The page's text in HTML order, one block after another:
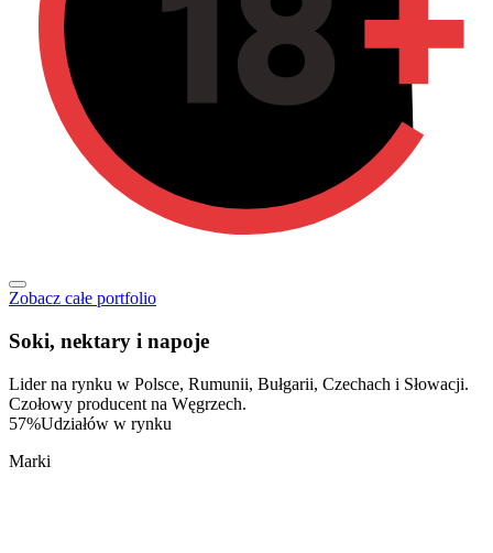
Zobacz całe portfolio
Soki, nektary i napoje
Lider na rynku w Polsce, Rumunii, Bułgarii, Czechach i Słowacji.
Czołowy producent na Węgrzech.
57%Udziałów w rynku
Marki